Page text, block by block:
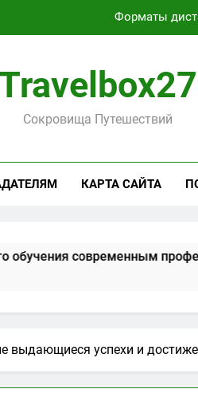
легких чемоданов на
Активный отдых на
легких чемоданов на
Сокровища Путешествий
КАРТА САЙТА
современным профессиям
выдающиеся успехи и